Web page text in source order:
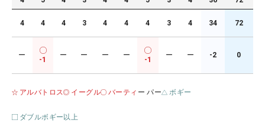
4 4 4 3 4 4 4 3 4 34 72
ー
-1
ー ー ー ー
-1
ー ー -2 0
アルバトロス イーグル バーティ ー パー ボギー
ダブルボギー以上